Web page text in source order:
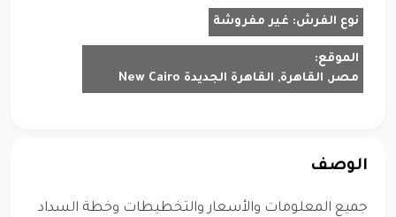
نوع الفرش: غير مفروشة
الموقع:
مصر, القاهرة, القاهرة الجديدة New Cairo
الوصف
جميع المعلومات والأسعار والتخطيطات وخطة السداد